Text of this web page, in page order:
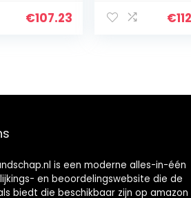
€107.23
systeem,
€
is een moderne alles-in-één
en beoordelingswebsite die de
biedt die beschikbaar zijn op amazon